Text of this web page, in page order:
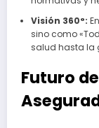
Visión 360°:
sino como
salud hasta la
Futuro